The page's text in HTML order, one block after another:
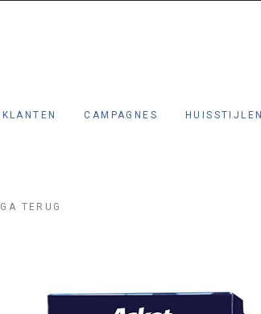
KLANTEN CAMPAGNES HUISSTIJLEN
GA TERUG